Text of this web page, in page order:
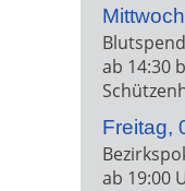
ab 14:30
Freitag,
ab 19:00